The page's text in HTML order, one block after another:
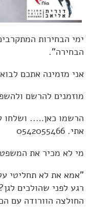
'סגור תפריט'
ימי הבחירות
הבחירה".
אני מזמינה אתכם לבוא
מוזמנים להרשם
הרשמו כאן….. ושלחו
אתי. 0542055466
מי לא מכיר את
"אמא את לא תחליטי
רגע לפני שהולכים
החולצה הוורודה עם